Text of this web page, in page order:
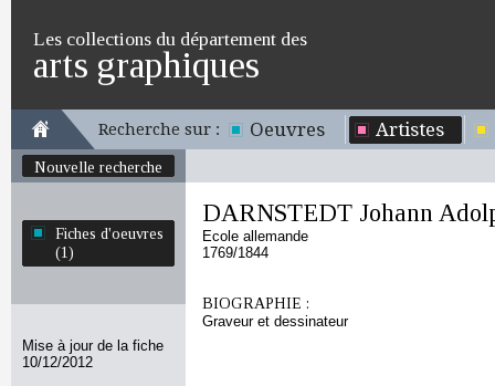
Les collections du département des
arts graphiques
Recherche sur : Oeuvres Artistes
Nouvelle recherche
Fiches d'oeuvres
(1)
Mise à jour de la fiche
10/12/2012
DARNSTEDT Johann
Ecole allemande
1769/1844
BIOGRAPHIE :
Graveur et dessinateur